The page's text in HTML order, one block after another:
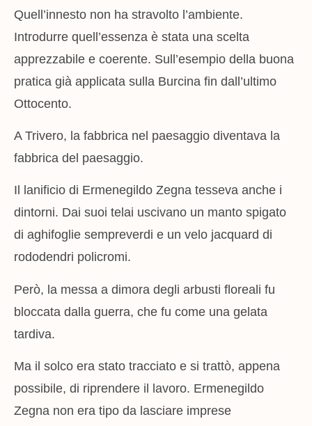
Quell’innesto non ha stravolto l’ambiente.
Introdurre quell’essenza è stata una scelta
apprezzabile e coerente. Sull’esempio della buona
pratica già applicata sulla Burcina fin dall’ultimo
Ottocento.
A Trivero, la fabbrica nel paesaggio diventava la
fabbrica del paesaggio.
Il lanificio di Ermenegildo Zegna tesseva anche i
dintorni. Dai suoi telai uscivano un manto spigato
di aghifoglie sempreverdi e un velo jacquard di
rododendri policromi.
Però, la messa a dimora degli arbusti floreali fu
bloccata dalla guerra, che fu come una gelata
tardiva.
Ma il solco era stato tracciato e si trattò, appena
possibile, di riprendere il lavoro. Ermenegildo
Zegna non era tipo da lasciare imprese